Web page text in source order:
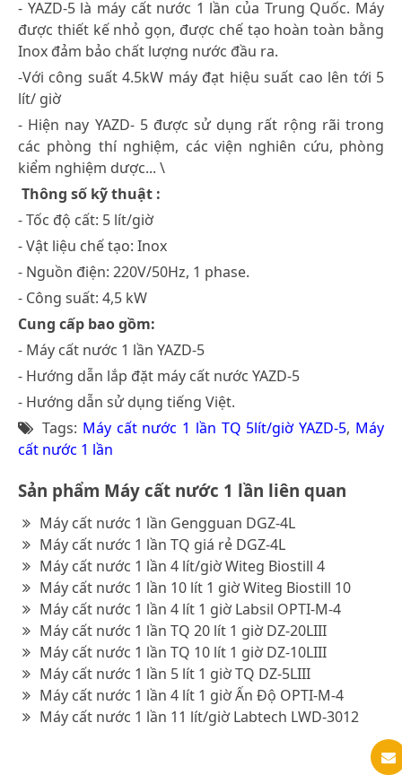
- YAZD-5 là máy cất nước 1 lần của Trung Quốc. Máy
được thiết kế nhỏ gọn, được chế tạo hoàn toàn bằng
Inox đảm bảo chất lượng nước đầu ra.
-Với công suất 4.5kW máy đạt hiệu suất cao lên tới 5
lít/ giờ
- Hiện nay YAZD- 5 được sử dụng rất rộng rãi trong
các phòng thí nghiệm, các viện nghiên cứu, phòng
kiểm nghiệm dược... \
Thông số kỹ thuật :
- Tốc độ cất: 5 lít/giờ
- Vật liệu chế tạo: Inox
- Nguồn điện: 220V/50Hz, 1 phase.
- Công suất: 4,5 kW
Cung cấp bao gồm:
- Máy cất nước 1 lần YAZD-5
- Hướng dẫn lắp đặt máy cất nước YAZD-5
- Hướng dẫn sử dụng tiếng Việt.
Tags: Máy cất nước 1 lần TQ 5lít/giờ YAZD-5, Máy
cất nước 1 lần
Sản phẩm Máy cất nước 1 lần liên quan
Máy cất nước 1 lần Gengguan DGZ-4L
Máy cất nước 1 lần TQ giá rẻ DGZ-4L
Máy cất nước 1 lần 4 lít/giờ Witeg Biostill 4
Máy cất nước 1 lần 10 lít 1 giờ Witeg Biostill 10
Máy cất nước 1 lần 4 lít 1 giờ Labsil OPTI-M-4
Máy cất nước 1 lần TQ 20 lít 1 giờ DZ-20LIII
Máy cất nước 1 lần TQ 10 lít 1 giờ DZ-10LIII
Máy cất nước 1 lần 5 lít 1 giờ TQ DZ-5LIII
Máy cất nước 1 lần 4 lít 1 giờ Ấn Độ OPTI-M-4
Máy cất nước 1 lần 11 lít/giờ Labtech LWD-3012